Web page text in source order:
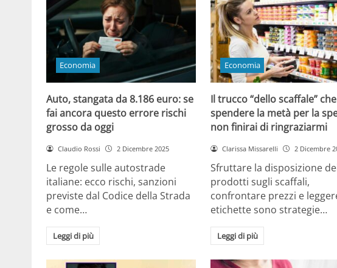
Economia
Auto, stangata da 8.186 euro: se
fai ancora questo errore rischi
grosso da oggi
Claudio Rossi 2 Dicembre 2025
Le regole sulle autostrade
italiane: ecco rischi, sanzioni
previste dal Codice della Strada
e come…
Leggi di più
Economia
Il trucco “dello scaffale”
spendere la metà per la
non finirai di ringraziarmi
Clarissa Missarelli 2 Dicembre
Sfruttare la disposizione
prodotti sugli scaffali,
confrontare prezzi e
etichette sono strategie…
Leggi di più